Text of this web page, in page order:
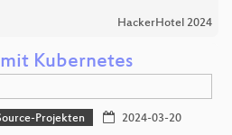
HackerHotel 2024
Kubernetes
Projekten
2024-03-20